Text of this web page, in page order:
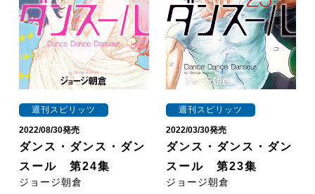
週刊スピリッツ
2022/08/30発売
ダンス・ダンス・ダン
スール 第24集
ジョージ朝倉
週刊スピリッツ
2022/03/30発売
ダンス・ダンス・ダン
スール 第23集
ジョージ朝倉